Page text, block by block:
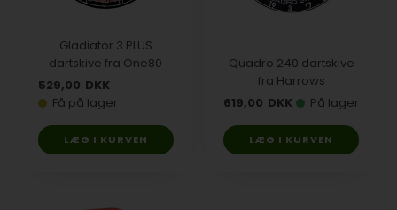
Gladiator 3 PLUS
dartskive fra One80
529,00 DKK
Få på lager
Quadro 240 dartskive
fra Harrows
619,00 DKK På lager